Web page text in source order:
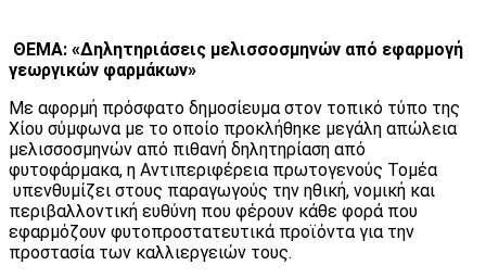
ΘΕΜΑ: «Δηλητηριάσεις μελισσοσμηνών από εφαρμογή
γεωργικών φαρμάκων»
Με αφορμή πρόσφατο δημοσίευμα στον τοπικό τύπο της
Χίου σύμφωνα με το οποίο προκλήθηκε μεγάλη απώλεια
μελισσοσμηνών από πιθανή δηλητηρίαση από
φυτοφάρμακα, η Αντιπεριφέρεια πρωτογενούς Τομέα
υπενθυμίζει στους παραγωγούς την ηθική, νομική και
περιβαλλοντική ευθύνη που φέρουν κάθε φορά που
εφαρμόζουν φυτοπροστατευτικά προϊόντα για την
προστασία των καλλιεργειών τους.